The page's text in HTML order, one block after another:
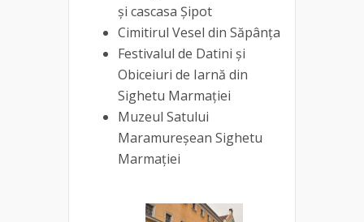
și cascasa Șipot
Cimitirul Vesel din Săpânța
Festivalul de Datini și
Obiceiuri de Iarnă din
Sighetu Marmației
Muzeul Satului
Maramureșean Sighetu
Marmației